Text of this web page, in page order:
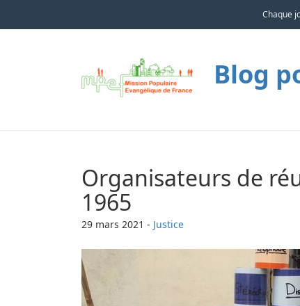
Blog
Organisateurs de
1965
29 mars 2021 - Justice
Chaque